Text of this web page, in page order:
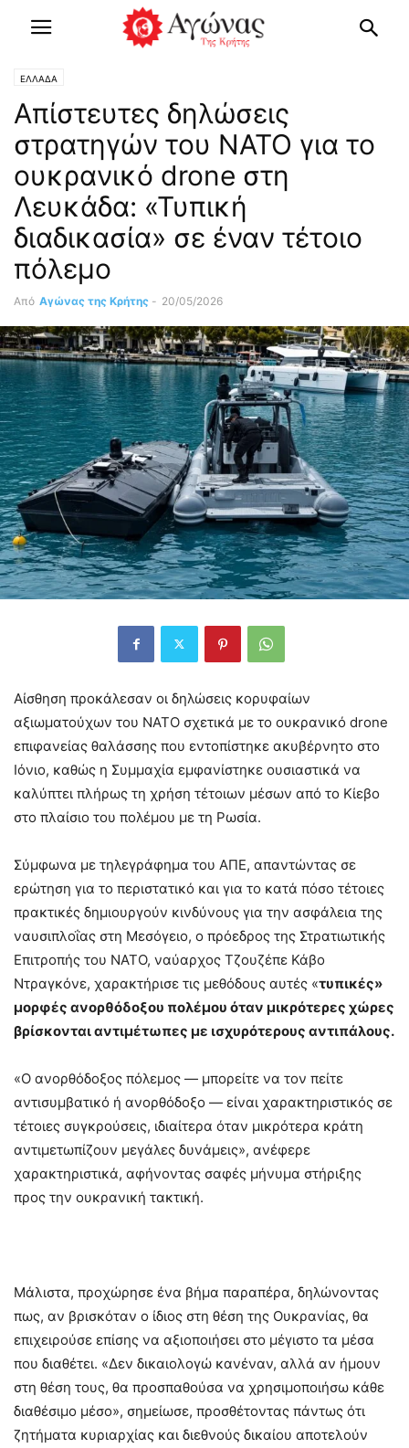
ΕΛΛΑΔΑ
Απίστευτες δηλώσεις
στρατηγών του ΝΑΤΟ για το
ουκρανικό drone στη
Λευκάδα: «Τυπική
διαδικασία» σε έναν τέτοιο
πόλεμο
Από Αγώνας της Κρήτης - 20/05/2026
Αίσθηση προκάλεσαν οι δηλώσεις κορυφαίων
αξιωματούχων του ΝΑΤΟ σχετικά με το ουκρανικό drone
επιφανείας θαλάσσης που εντοπίστηκε ακυβέρνητο στο
Ιόνιο, καθώς η Συμμαχία εμφανίστηκε ουσιαστικά να
καλύπτει πλήρως τη χρήση τέτοιων μέσων από το Κίεβο
στο πλαίσιο του πολέμου με τη Ρωσία.
Σύμφωνα με τηλεγράφημα του ΑΠΕ, απαντώντας σε
ερώτηση για το περιστατικό και για το κατά πόσο τέτοιες
πρακτικές δημιουργούν κινδύνους για την ασφάλεια της
ναυσιπλοΐας στη Μεσόγειο, ο πρόεδρος της Στρατιωτικής
Επιτροπής του ΝΑΤΟ, ναύαρχος Τζουζέπε Κάβο
Ντραγκόνε, χαρακτήρισε τις μεθόδους αυτές «τυπικές»
μορφές ανορθόδοξου πολέμου όταν μικρότερες χώρες
βρίσκονται αντιμέτωπες με ισχυρότερους αντιπάλους.
«Ο ανορθόδοξος πόλεμος — μπορείτε να τον πείτε
αντισυμβατικό ή ανορθόδοξο — είναι χαρακτηριστικός σε
τέτοιες συγκρούσεις, ιδιαίτερα όταν μικρότερα κράτη
αντιμετωπίζουν μεγάλες δυνάμεις», ανέφερε
χαρακτηριστικά, αφήνοντας σαφές μήνυμα στήριξης
προς την ουκρανική τακτική.
Μάλιστα, προχώρησε ένα βήμα παραπέρα, δηλώνοντας
πως, αν βρισκόταν ο ίδιος στη θέση της Ουκρανίας, θα
επιχειρούσε επίσης να αξιοποιήσει στο μέγιστο τα μέσα
που διαθέτει. «Δεν δικαιολογώ κανέναν, αλλά αν ήμουν
στη θέση τους, θα προσπαθούσα να χρησιμοποιήσω κάθε
διαθέσιμο μέσο», σημείωσε, προσθέτοντας πάντως ότι
ζητήματα κυριαρχίας και διεθνούς δικαίου αποτελούν